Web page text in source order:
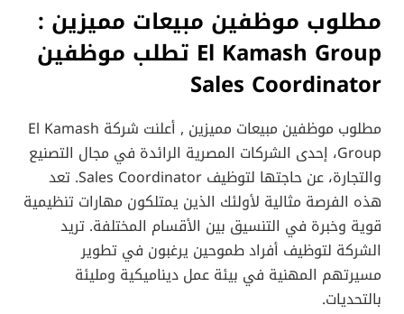
مطلوب موظفين مبيعات مميزين :
El Kamash Group تطلب موظفين
Sales Coordinator
مطلوب موظفين مبيعات مميزين , أعلنت شركة El Kamash
Group، إحدى الشركات المصرية الرائدة في مجال التصنيع
والتجارة، عن حاجتها لتوظيف Sales Coordinator. تعد
هذه الفرصة مثالية لأولئك الذين يمتلكون مهارات تنظيمية
قوية وخبرة في التنسيق بين الأقسام المختلفة. تريد
الشركة لتوظيف أفراد طموحين يرغبون في تطوير
مسيرتهم المهنية في بيئة عمل ديناميكية ومليئة
بالتحديات.